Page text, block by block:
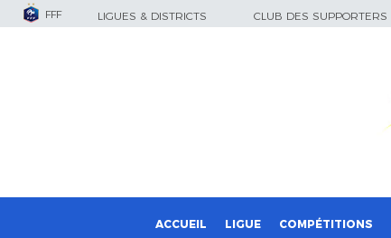
FFF LIGUES & DISTRICTS CLUB DES SUPPORTERS
ACCUEIL LIGUE COMPÉTITIONS